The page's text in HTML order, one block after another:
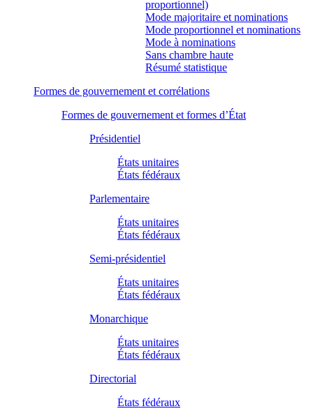
proportionnel)
Mode majoritaire et nominations
Mode proportionnel et nominations
Mode à nominations
Sans chambre haute
Résumé statistique
Formes de gouvernement et corrélations
Formes de gouvernement et formes d’État
Présidentiel
États unitaires
États fédéraux
Parlementaire
États unitaires
États fédéraux
Semi-présidentiel
États unitaires
États fédéraux
Monarchique
États unitaires
États fédéraux
Directorial
États fédéraux